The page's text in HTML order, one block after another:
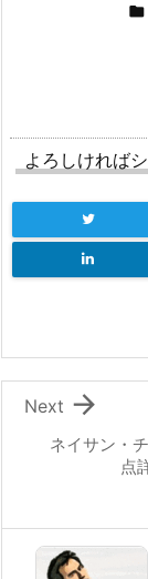

よろしければ
ネイサン・
点

Next